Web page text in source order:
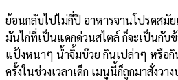
ย้อนกลับไปไม่กี่ปี อาหารจานโปรดสมั
มันไก่ที่เป็นแดกด่วนสไตล์ ก็จะเป็นกับ
แป้งหนาๆ น้ำจิ้มบ๊วย กินเปล่าๆ หรือกิ
ครั้งในช่วงเวลาเด็ก เมนูนี้ก็ถูกมาสั่งว